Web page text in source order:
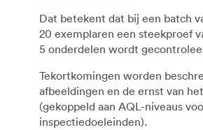
Dat betekent dat bij een batch
20 exemplaren een steekproef
5 onderdelen wordt
Tekortkomingen worden
afbeeldingen en de ernst van
(gekoppeld aan AQL-niveaus
inspectiedoeleinden).